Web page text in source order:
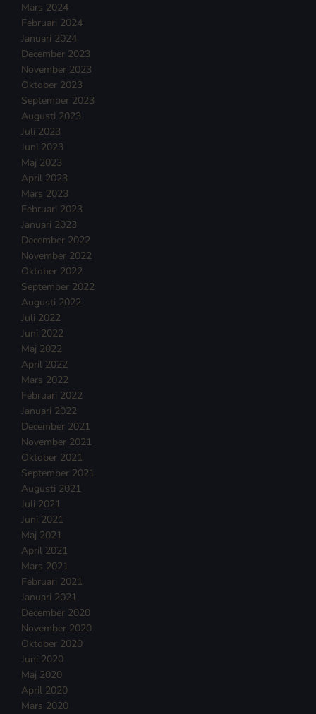
Mars 2024
Februari 2024
Januari 2024
December 2023
November 2023
Oktober 2023
September 2023
Augusti 2023
Juli 2023
Juni 2023
Maj 2023
April 2023
Mars 2023
Februari 2023
Januari 2023
December 2022
November 2022
Oktober 2022
September 2022
Augusti 2022
Juli 2022
Juni 2022
Maj 2022
April 2022
Mars 2022
Februari 2022
Januari 2022
December 2021
November 2021
Oktober 2021
September 2021
Augusti 2021
Juli 2021
Juni 2021
Maj 2021
April 2021
Mars 2021
Februari 2021
Januari 2021
December 2020
November 2020
Oktober 2020
Juni 2020
Maj 2020
April 2020
Mars 2020